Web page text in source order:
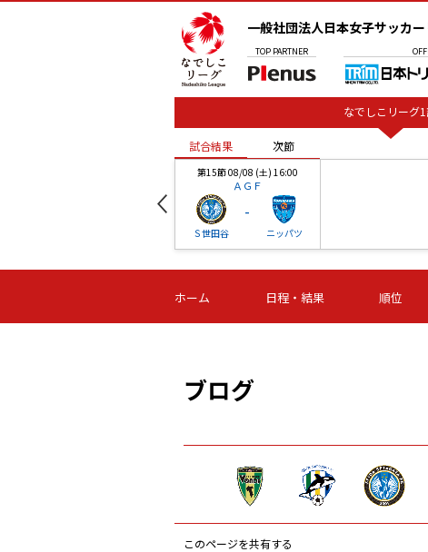
一般社団法人日本女子サッカ
TOP PARTNER
なでしこリーグ
試合結果 次節
第15節 08/08 (土) 16:00
ＡＧＦ
Ｓ世田谷
-
ニッパツ
-
第16節 09/05 (土) 15:00
ニッパツ
-
第16節 09/05 (土)
石人の星
-
試合結果 次節
ホーム 日程・結果 順位
ブログ
このページを共有する